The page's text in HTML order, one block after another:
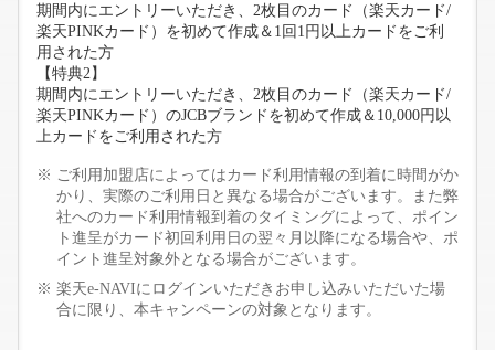
期間内にエントリーいただき、2枚目のカード（楽天カード/
楽天PINKカード）を初めて作成＆1回1円以上カードをご利
用された方
【特典2】
期間内にエントリーいただき、2枚目のカード（楽天カード/
楽天PINKカード）のJCBブランドを初めて作成＆10,000円以
上カードをご利用された方
ご利用加盟店によってはカード利用情報の到着に時間がか
かり、実際のご利用日と異なる場合がございます。また弊
社へのカード利用情報到着のタイミングによって、ポイン
ト進呈がカード初回利用日の翌々月以降になる場合や、ポ
イント進呈対象外となる場合がございます。
楽天e-NAVIにログインいただきお申し込みいただいた場
合に限り、本キャンペーンの対象となります。